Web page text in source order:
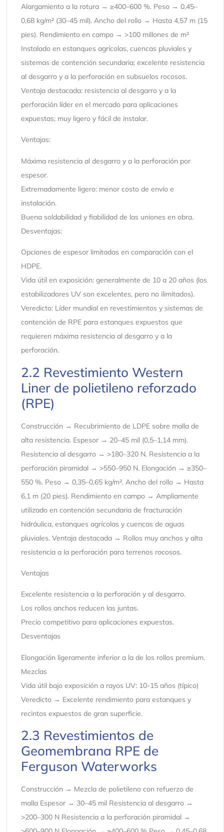
Alargamiento a la rotura → ≥400–600 %. Peso → 0,45–
0,68 kg/m² (30–45 mil). Ancho del rollo → Hasta 4,57 m (15
pies). Rendimiento en campo → >100 millones de m²
Instalado en estanques agrícolas, cuencas pluviales y
sistemas de contención secundaria; excelente resistencia
al desgarro y a la perforación en subsuelos rocosos.
Ventaja destacada: resistencia al desgarro y a la
perforación líder en el mercado para aplicaciones
expuestas; muy ligero y fácil de instalar.
Ventajas:
Máxima resistencia al desgarro y a la perforación por
espesor.
Extremadamente ligero: menor costo de envío e
instalación.
Buena soldabilidad y fiabilidad de las uniones en obra.
Desventajas:
Opciones de espesor limitadas en comparación con el
HDPE.
Vida útil en exposición: generalmente de 10 a 20 años (los
estabilizadores UV son excelentes, pero no ilimitados).
Veredicto: Líder mundial en revestimientos y sistemas de
contención de RPE para estanques expuestos que
requieren máxima resistencia al desgarro y a la
perforación.
2.2 Revestimiento Western
Liner de polietileno reforzado
(RPE)
Construcción → Recubrimiento de LDPE sobre malla de
alta resistencia. Espesor → 20–45 mil (0,5–1,14 mm).
Resistencia al desgarro → >180–320 N. Resistencia a la
perforación piramidal → >550–950 N. Elongación → ≥350–
550 %. Peso → 0,35–0,65 kg/m². Ancho del rollo → Hasta
6,1 m (20 pies). Rendimiento en campo → Ampliamente
utilizado en contención secundaria de fracturación
hidráulica, estanques agrícolas y cuencas de aguas
pluviales. Ventaja destacada → Rollos muy anchos y alta
resistencia a la perforación para terrenos rocosos.
Ventajas
Excelente resistencia a la perforación y al desgarro.
Los rollos anchos reducen las juntas.
Precio competitivo para aplicaciones expuestas.
Desventajas
Elongación ligeramente inferior a la de los rollos premium.
Mezclas
Vida útil bajo exposición a rayos UV: 10-15 años (típico)
Veredicto → Excelente rendimiento para estanques y
recintos expuestos de gran superficie.
2.3 Revestimientos de
Geomembrana RPE de
Ferguson Waterworks
Construcción → Mezcla de polietileno con refuerzo de
malla Espesor → 30–45 mil Resistencia al desgarro →
>200–300 N Resistencia a la perforación piramidal →